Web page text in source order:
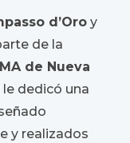
d’Oro y
de la
de Nueva
le dedicó una
y realizados